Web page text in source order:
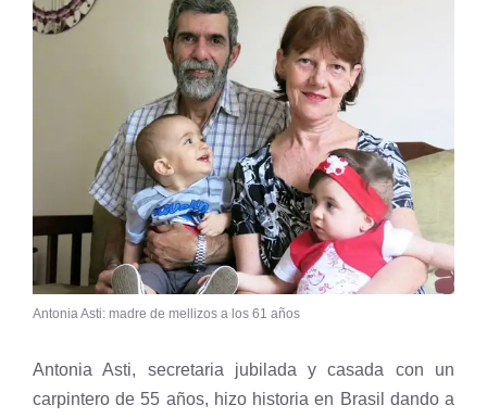
Antonia Asti: madre de mellizos a los 61 años
Antonia Asti, secretaria jubilada y casada con un
carpintero de 55 años, hizo historia en Brasil dando a